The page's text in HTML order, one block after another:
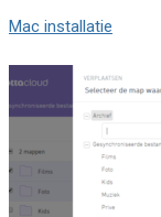
Mac installatie